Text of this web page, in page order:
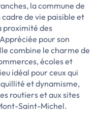
la commune de
de vie paisible et
proximité des
pour son
combine le charme de
écoles et
idéal pour ceux qui
et dynamisme,
routiers et aux sites
Saint-Michel.